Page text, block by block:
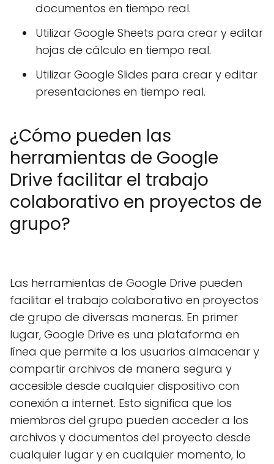
documentos en tiempo real.
Utilizar Google Sheets para crear y editar
hojas de cálculo en tiempo real.
Utilizar Google Slides para crear y editar
presentaciones en tiempo real.
¿Cómo pueden las
herramientas de Google
Drive facilitar el trabajo
colaborativo en proyectos de
grupo?
Las herramientas de Google Drive pueden
facilitar el trabajo colaborativo en proyectos
de grupo de diversas maneras. En primer
lugar, Google Drive es una plataforma en
línea que permite a los usuarios almacenar y
compartir archivos de manera segura y
accesible desde cualquier dispositivo con
conexión a internet. Esto significa que los
miembros del grupo pueden acceder a los
archivos y documentos del proyecto desde
cualquier lugar y en cualquier momento, lo